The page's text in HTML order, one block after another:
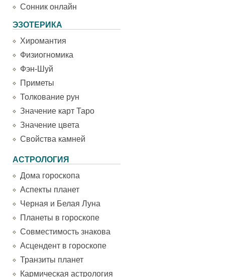
Сонник онлайн
ЭЗОТЕРИКА
Хиромантия
Физиогномика
Фэн-Шуй
Приметы
Толкование рун
Значение карт Таро
Значение цвета
Свойства камней
АСТРОЛОГИЯ
Дома гороскопа
Аспекты планет
Черная и Белая Луна
Планеты в гороскопе
Совместимость знакова
Асцендент в гороскопе
Транзиты планет
Кармическая астрология